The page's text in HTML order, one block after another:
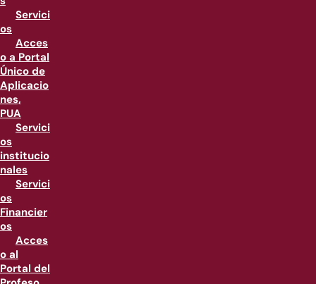
Servici
os
Acces
o a Portal
Único de
Aplicacio
nes,
PUA
Servici
os
institucio
nales
Servici
os
Financier
os
Acces
o al
Portal del